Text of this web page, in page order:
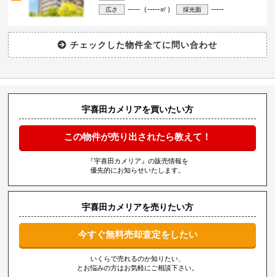
広さ -----（-----㎡） 採光面 -----
宇喜田カメリアを買いたい方
この物件が売り出されたら教えて！
『宇喜田カメリア』の販売情報を
優先的にお知らせいたします。
宇喜田カメリアを売りたい方
今すぐ無料売却査定をしたい
いくらで売れるのか知りたい、
とお悩みの方はお気軽にご相談下さい。